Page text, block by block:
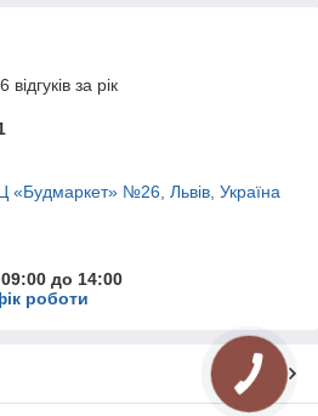
за рік
«Будмаркет» №26, Львів, Україна
до 14:00
роботи